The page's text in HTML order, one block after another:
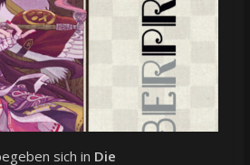
sich in Die